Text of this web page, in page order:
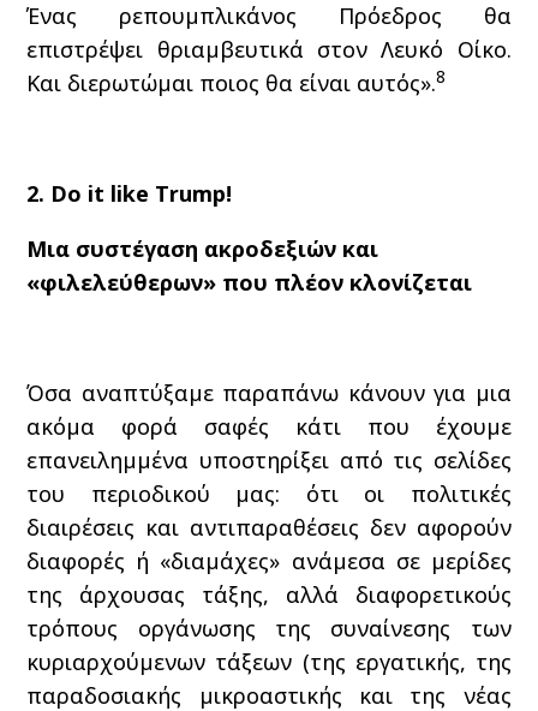
Ένας ρεπουμπλικάνος Πρόεδρος θα
επιστρέψει θριαμβευτικά στον Λευκό Οίκο.
Και διερωτώμαι ποιος θα είναι αυτός».8
2. Do it like Trump!
Μια συστέγαση ακροδεξιών και
«φιλελεύθερων» που πλέον κλονίζεται
Όσα αναπτύξαμε παραπάνω κάνουν για μια
ακόμα φορά σαφές κάτι που έχουμε
επανειλημμένα υποστηρίξει από τις σελίδες
του περιοδικού μας: ότι οι πολιτικές
διαιρέσεις και αντιπαραθέσεις δεν αφορούν
διαφορές ή «διαμάχες» ανάμεσα σε μερίδες
της άρχουσας τάξης, αλλά διαφορετικούς
τρόπους οργάνωσης της συναίνεσης των
κυριαρχούμενων τάξεων (της εργατικής, της
παραδοσιακής μικροαστικής και της νέας